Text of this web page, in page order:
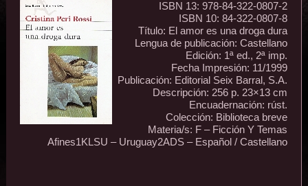
ISBN 13: 978-84-322-0807-2
ISBN 10: 84-322-0807-8
Título: El amor es una droga dura
Lengua de publicación: Castellano
Edición: 1ª ed., 2ª imp.
Fecha Impresión: 11/1999
Publicación: Editorial Seix Barral, S.A.
Descripción: 256 p. 23×13 cm
Encuadernación: rúst.
Colección: Biblioteca breve
Materia/s: F – Ficción Y Temas
Afines1KLSU – Uruguay2ADS – Español / Castellano